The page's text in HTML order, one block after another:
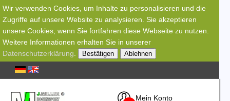
Wir verwenden Cookies, um Inhalte zu personalisieren und die
Zugriffe auf unsere Website zu analysieren. Sie akzeptieren
unsere Cookies, wenn Sie fortfahren diese Webseite zu nutzen.
Weitere Informationen erhalten Sie in unserer
Datenschutzerklärung
Bestätigen Ablehnen
Mein Konto